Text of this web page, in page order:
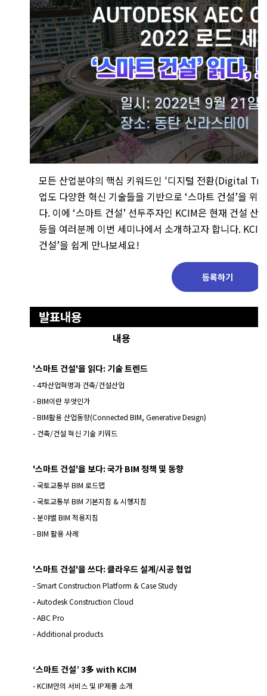
모든 산업분야의 핵심 키워드인 '디지털 전환(Digital
업도 다양한 혁신 기술들을 기반으로 ‘스마트 건설’을 위
다. 이에 ‘스마트 건설’ 선두주자인 KCIM은 현재 건설 산
등을 여러분께 이번 세미나에서 소개하고자 합니다.
건설’을 쉽게 만나보세요!
등록하기
발표내용
내용
'스마트 건설'을 읽다: 기술 트렌드
- 4차산업혁명과 건축/건설산업
- BIM이란 무엇인가
- BIM활용 산업동향(Connected BIM, Generative Design)
- 건축/건설 혁신 기술 키워드
'스마트 건설'을 보다: 국가 BIM 정책 및 동향
- 국토교통부 BIM 로드맵
- 국토교통부 BIM 기본지침 & 시행지침
- 분야별 BIM 적용지침
- BIM 활용 사례
'스마트 건설'을 쓰다: 클라우드 설계/시공 협업
- Smart Construction Platform & Case Study
- Autodesk Construction Cloud
- ABC Pro
- Additional products
‘스마트 건설’ 3多 with KCIM
- KCIM만의 서비스 및 IP제품 소개